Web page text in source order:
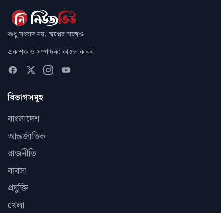
শুধু সংবাদ নয়, স্বপ্নের সঙ্গেও
প্রকাশক ও সম্পাদক: কাজল কানন
বিভাগসমূহ
বাংলাদেশ
আন্তর্জাতিক
রাজনীতি
ব্যবসা
প্রযুক্তি
খেলা